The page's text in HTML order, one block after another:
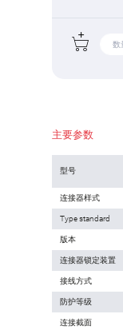
主要参数
型号
连接器样式
Type standard
版本
连接器锁定装置
接线方式
防护等级
连接截面